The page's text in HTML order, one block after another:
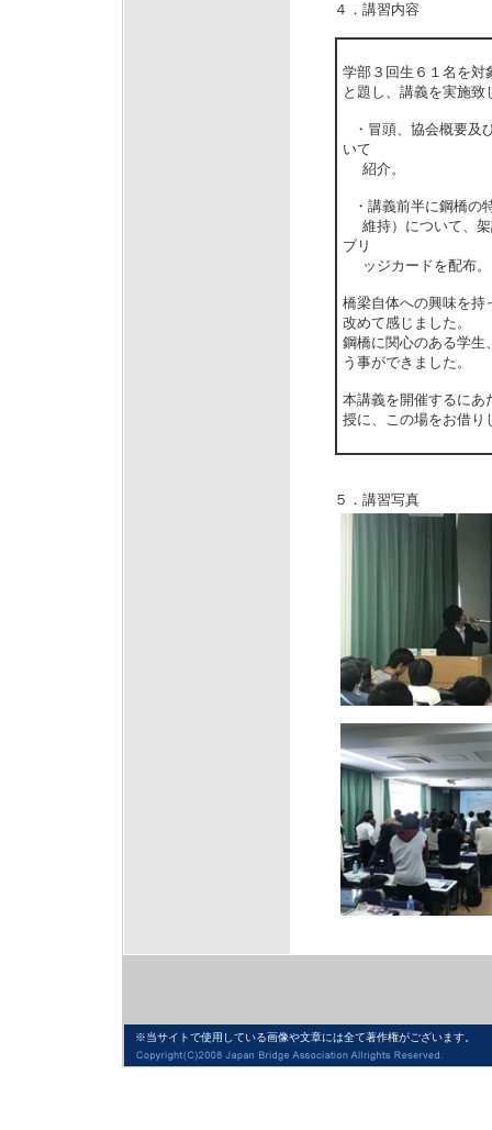
４．講習内容
学部３回生６１名を対
と題し、講義を実施致
・冒頭、協会概要及
いて
紹介。
・講義前半に鋼橋の
維持）について、
ブリ
ッジカードを配布。
橋梁自体への興味を持
改めて感じました。
鋼橋に関心のある学生
う事ができました。
本講義を開催するにあ
授に、この場をお借り
５．講習写真
※当サイトで使用している画像や文章には全て著作権がございます。